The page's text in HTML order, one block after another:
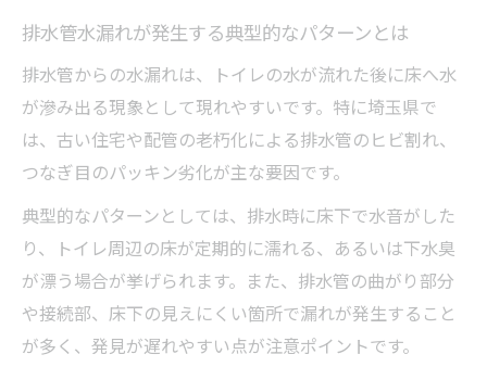
排水管水漏れが発生する典型的なパターンとは
排水管からの水漏れは、トイレの水が流れた後に床へ水
が滲み出る現象として現れやすいです。特に埼玉県で
は、古い住宅や配管の老朽化による排水管のヒビ割れ、
つなぎ目のパッキン劣化が主な要因です。
典型的なパターンとしては、排水時に床下で水音がした
り、トイレ周辺の床が定期的に濡れる、あるいは下水臭
が漂う場合が挙げられます。また、排水管の曲がり部分
や接続部、床下の見えにくい箇所で漏れが発生すること
が多く、発見が遅れやすい点が注意ポイントです。